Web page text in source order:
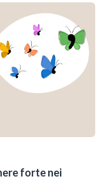
forte nei